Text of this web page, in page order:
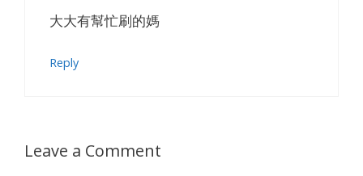
大大有幫忙刷的媽
Reply
Leave a Comment